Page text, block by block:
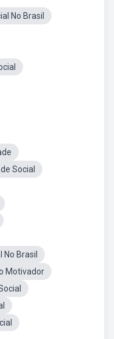
No Brasil
Social
Brasil
Motivador